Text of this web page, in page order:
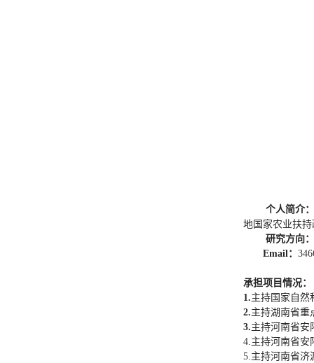
个人简介：
地国家农业扶持
研究方向：
Email：
承担项目情况：
1.主持国家自然
2.主持湖南省重
3.主持河南省安
4.主持河南省安
5.主持河南省济